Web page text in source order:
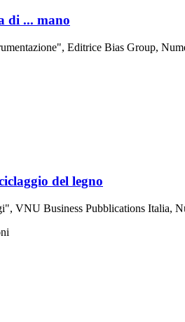
di ... mano
Editrice Bias Group,
del legno
VNU Business Pubblications Italia,